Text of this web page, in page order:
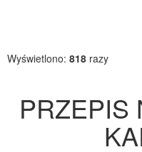
Wyświetlono: 818 razy
PRZEPIS